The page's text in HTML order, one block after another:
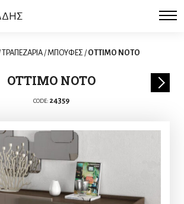
ΤΡΑΠΕΖΑΡΙΑ /ΜΠΟΥΦΕΣ / OTTIMO ΝΟΤΟ
OTTIMO ΝΟΤΟ
CODE: 24359